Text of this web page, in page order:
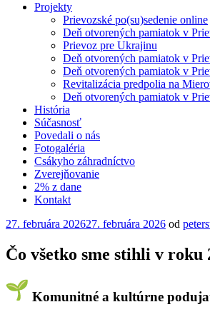
Projekty
Prievozské po(su)sedenie online
Deň otvorených pamiatok v
Prievoz pre Ukrajinu
Deň otvorených pamiatok v
Deň otvorených pamiatok v
Revitalizácia predpolia na
Deň otvorených pamiatok v
História
Súčasnosť
Povedali o nás
Fotogaléria
Csákyho záhradníctvo
Zverejňovanie
2% z dane
Kontakt
Publikované
27. februára 202627. februára 2026 od
Čo všetko sme stihli v roku
Komunitné a kultúrne